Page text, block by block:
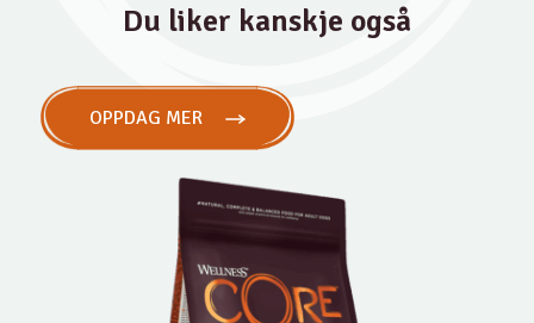
Du liker kanskje også
OPPDAG MER